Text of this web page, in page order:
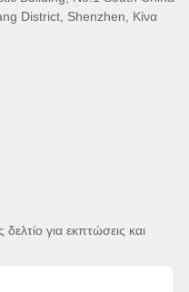
District, Shenzhen, Κίνα
για εκπτώσεις και